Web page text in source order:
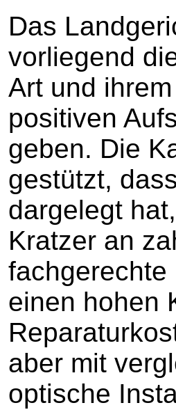
Das
vorliegend
Art und
positiven
geben. Die
gestützt,
dargelegt
Kratzer an
einen hohen
aber mit
optische